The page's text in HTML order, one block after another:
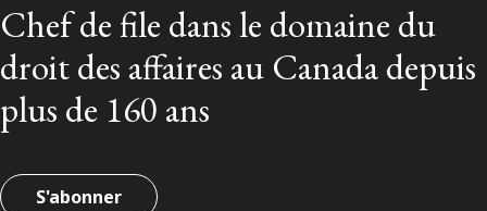
Chef de file dans le domaine du
droit des affaires au Canada depuis
plus de 160 ans
S'abonner